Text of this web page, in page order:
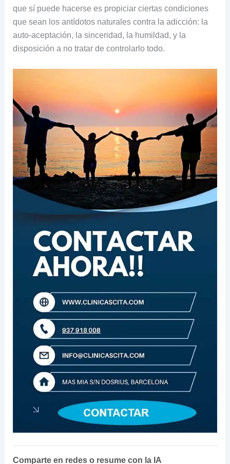
que sí puede hacerse es propiciar ciertas condiciones
que sean los antídotos naturales contra la adicción: la
auto-aceptación, la sinceridad, la humildad, y la
disposición a no tratar de controlarlo todo.
Comparte en redes o resume con la IA